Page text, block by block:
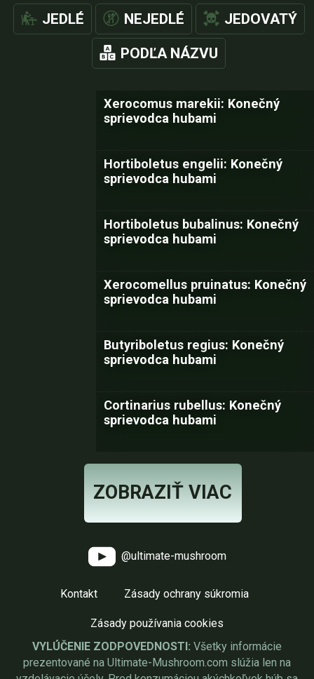
JEDLÉ NEJEDLÉ JEDOVATÝ
PODĽA NÁZVU
Xerocomus marekii: Konečný
sprievodca hubami
Hortiboletus engelii: Konečný
sprievodca hubami
Hortiboletus bubalinus: Konečný
sprievodca hubami
Xerocomellus pruinatus: Konečný
sprievodca hubami
Butyriboletus regius: Konečný
sprievodca hubami
Cortinarius rubellus: Konečný
sprievodca hubami
ZOBRAZIŤ VIAC
@ultimate-mushroom
Kontakt Zásady ochrany súkromia
Zásady používania cookies
VYLÚČENIE ZODPOVEDNOSTI: Všetky informácie
prezentované na Ultimate-Mushroom.com slúžia len na